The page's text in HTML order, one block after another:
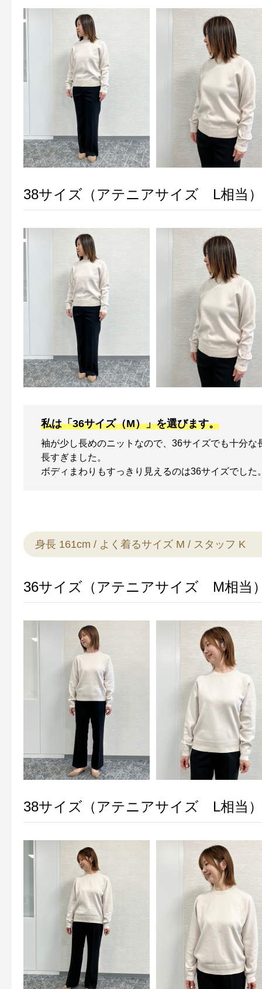
38サイズ（アテニアサイズ L相当）
私は「36サイズ（M）」を選びます。
袖が少し長めのニットなので、36サイズでも十分
長すぎました。
ボディまわりもすっきり見えるのは36サイズでした
身長 161cm / よく着るサイズ M / スタッフ K
36サイズ（アテニアサイズ M相当
38サイズ（アテニアサイズ L相当）